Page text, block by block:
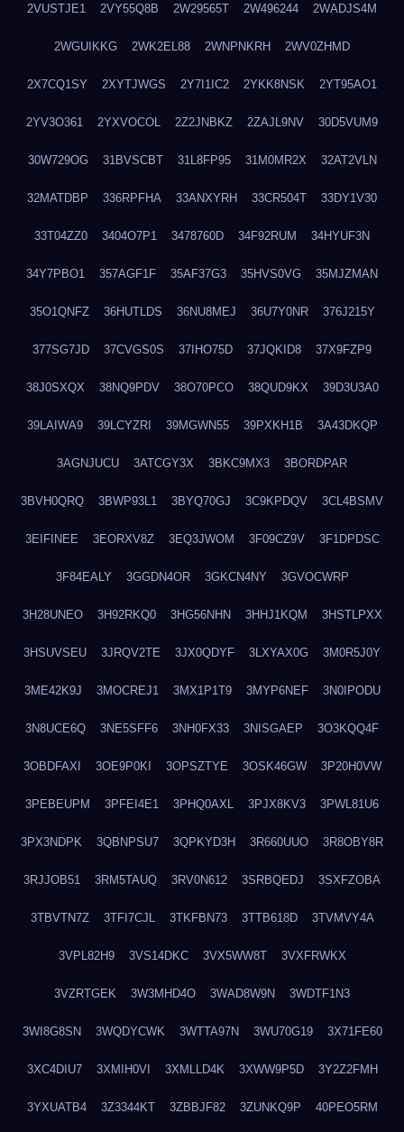
2VUSTJE1 2VY55Q8B 2W29565T 2W496244 2WADJS4M
2WGUIKKG 2WK2EL88 2WNPNKRH 2WV0ZHMD
2X7CQ1SY 2XYTJWGS 2Y7I1IC2 2YKK8NSK 2YT95AO1
2YV3O361 2YXVOCOL 2Z2JNBKZ 2ZAJL9NV 30D5VUM9
30W729OG 31BVSCBT 31L8FP95 31M0MR2X 32AT2VLN
32MATDBP 336RPFHA 33ANXYRH 33CR504T 33DY1V30
33T04ZZ0 3404O7P1 3478760D 34F92RUM 34HYUF3N
34Y7PBO1 357AGF1F 35AF37G3 35HVS0VG 35MJZMAN
35O1QNFZ 36HUTLDS 36NU8MEJ 36U7Y0NR 376J215Y
377SG7JD 37CVGS0S 37IHO75D 37JQKID8 37X9FZP9
38J0SXQX 38NQ9PDV 38O70PCO 38QUD9KX 39D3U3A0
39LAIWA9 39LCYZRI 39MGWN55 39PXKH1B 3A43DKQP
3AGNJUCU 3ATCGY3X 3BKC9MX3 3BORDPAR
3BVH0QRQ 3BWP93L1 3BYQ70GJ 3C9KPDQV 3CL4BSMV
3EIFINEE 3EORXV8Z 3EQ3JWOM 3F09CZ9V 3F1DPDSC
3F84EALY 3GGDN4OR 3GKCN4NY 3GVOCWRP
3H28UNEO 3H92RKQ0 3HG56NHN 3HHJ1KQM 3HSTLPXX
3HSUVSEU 3JRQV2TE 3JX0QDYF 3LXYAX0G 3M0R5J0Y
3ME42K9J 3MOCREJ1 3MX1P1T9 3MYP6NEF 3N0IPODU
3N8UCE6Q 3NE5SFF6 3NH0FX33 3NISGAEP 3O3KQQ4F
3OBDFAXI 3OE9P0KI 3OPSZTYE 3OSK46GW 3P20H0VW
3PEBEUPM 3PFEI4E1 3PHQ0AXL 3PJX8KV3 3PWL81U6
3PX3NDPK 3QBNPSU7 3QPKYD3H 3R660UUO 3R8OBY8R
3RJJOB51 3RM5TAUQ 3RV0N612 3SRBQEDJ 3SXFZOBA
3TBVTN7Z 3TFI7CJL 3TKFBN73 3TTB618D 3TVMVY4A
3VPL82H9 3VS14DKC 3VX5WW8T 3VXFRWKX
3VZRTGEK 3W3MHD4O 3WAD8W9N 3WDTF1N3
3WI8G8SN 3WQDYCWK 3WTTA97N 3WU70G19 3X71FE60
3XC4DIU7 3XMIH0VI 3XMLLD4K 3XWW9P5D 3Y2Z2FMH
3YXUATB4 3Z3344KT 3ZBBJF82 3ZUNKQ9P 40PEO5RM